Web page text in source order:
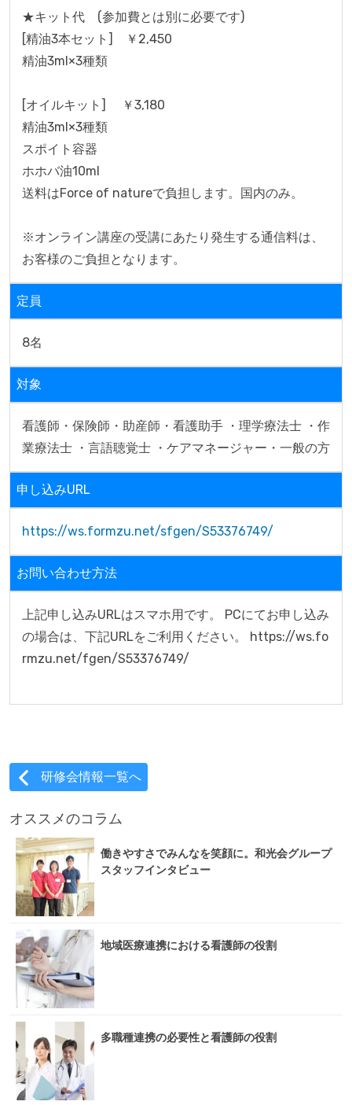
★キット代　(参加費とは別に必要です)
[精油3本セット]　￥2,450
精油3ml×3種類
[オイルキット]　 ￥3,180
精油3ml×3種類
スポイト容器
ホホバ油10ml
送料はForce of natureで負担します。国内のみ。
※オンライン講座の受講にあたり発生する通信料は、
定員
8名
対象
看護師・保険師・助産師・看護助手 ・理学療法士 ・作
業療法士 ・言語聴覚士 ・ケアマネージャー・一般の方
申し込みURL
https://ws.formzu.net/sfgen/S53376749/
お問い合わせ方法
上記申し込みURLはスマホ用です。 PCにてお申し込み
の場合は、下記URLをご利用ください。 https://ws.fo
rmzu.net/fgen/S53376749/
研修会情報一覧へ
オススメのコラム
働きやすさでみんなを笑顔に。和光会グループ
スタッフインタビュー
地域医療連携における看護師の役割
多職種連携の必要性と看護師の役割